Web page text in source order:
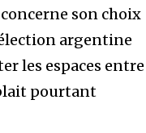
son choix
argentine
les espaces entre
pourtant